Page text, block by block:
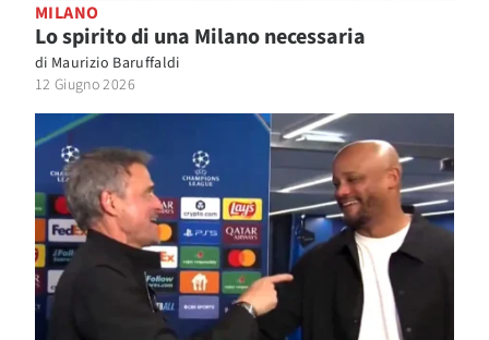
MILANO
Lo spirito di una Milano necessaria
di Maurizio Baruffaldi
12 Giugno 2026